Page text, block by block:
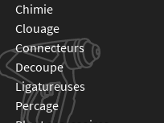
chimie
clouage
connecteurs
decoupe
ligatureuses
percage